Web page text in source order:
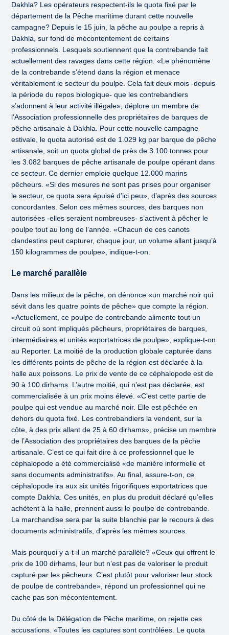
Dakhla? Les opérateurs respectent-ils le quota fixé par le
département de la Pêche maritime durant cette nouvelle
campagne? Depuis le 15 juin, la pêche au poulpe a repris à
Dakhla, sur fond de mécontentement de certains
professionnels. Lesquels soutiennent que la contrebande fait
actuellement des ravages dans cette région. «Le phénomène
de la contrebande s’étend dans la région et menace
véritablement le secteur du poulpe. Cela fait deux mois -depuis
la période du repos biologique- que les contrebandiers
s’adonnent à leur activité illégale», déplore un membre de
l’Association professionnelle des propriétaires de barques de
pêche artisanale à Dakhla. Pour cette nouvelle campagne
estivale, le quota autorisé est de 1.029 kg par barque de pêche
artisanale, soit un quota global de près de 3.100 tonnes pour
les 3.082 barques de pêche artisanale de poulpe opérant dans
ce secteur. Ce dernier emploie quelque 12.000 marins
pêcheurs. «Si des mesures ne sont pas prises pour organiser
le secteur, ce quota sera épuisé d’ici peu», d’après des sources
concordantes. Selon ces mêmes sources, des barques non
autorisées -elles seraient nombreuses- s’activent à pêcher le
poulpe tout au long de l’année. «Chacun de ces canots
clandestins peut capturer, chaque jour, un volume allant jusqu’à
150 kilogrammes de poulpe», indique-t-on.
Le marché parallèle
Dans les milieux de la pêche, on dénonce «un marché noir qui
sévit dans les quatre points de pêche» que compte la région.
«Actuellement, ce poulpe de contrebande alimente tout un
circuit où sont impliqués pêcheurs, propriétaires de barques,
intermédiaires et unités exportatrices de poulpe», explique-t-on
au Reporter. La moitié de la production globale capturée dans
les différents points de pêche de la région est déclarée à la
halle aux poissons. Le prix de vente de ce céphalopode est de
90 à 100 dirhams. L’autre moitié, qui n’est pas déclarée, est
commercialisée à un prix moins élevé. «C’est cette partie de
poulpe qui est vendue au marché noir. Elle est pêchée en
dehors du quota fixé. Les contrebandiers la vendent, sur la
côte, à des prix allant de 25 à 60 dirhams», précise un membre
de l’Association des propriétaires des barques de la pêche
artisanale. C’est ce qui fait dire à ce professionnel que le
céphalopode a été commercialisé «de manière informelle et
sans documents administratifs». Au final, assure-t-on, ce
céphalopode ira aux six unités frigorifiques exportatrices que
compte Dakhla. Ces unités, en plus du produit déclaré qu’elles
achètent à la halle, prennent aussi le poulpe de contrebande.
La marchandise sera par la suite blanchie par le recours à des
documents administratifs, d’après les mêmes sources.
Mais pourquoi y a-t-il un marché parallèle? «Ceux qui offrent le
prix de 100 dirhams, leur but n’est pas de valoriser le produit
capturé par les pêcheurs. C’est plutôt pour valoriser leur stock
de poulpe de contrebande», répond un professionnel qui ne
cache pas son mécontentement.
Du côté de la Délégation de Pêche maritime, on rejette ces
accusations. «Toutes les captures sont contrôlées. Le quota